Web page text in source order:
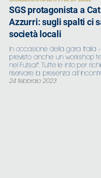
SGS protagonista a
Azzurri: sugli spalti ci
società locali
In occasione della gara Italia
previsto anche un workshop
nel Futsal". Tutte le info per
riservare la presenza
24 febbraio 2023